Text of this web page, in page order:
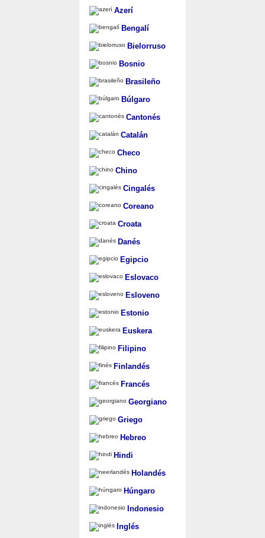
Azerí
Bengalí
Bielorruso
Bosnio
Brasileño
Búlgaro
Cantonés
Catalán
Checo
Chino
Cingalés
Coreano
Croata
Danés
Egipcio
Eslovaco
Esloveno
Estonio
Euskera
Filipino
Finlandés
Francés
Georgiano
Griego
Hebreo
Hindi
Holandés
Húngaro
Indonesio
Inglés